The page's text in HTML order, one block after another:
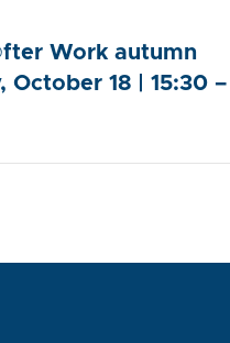
Work autumn
October 18 | 15:30 –